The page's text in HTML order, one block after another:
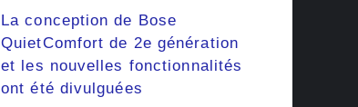
La conception de Bose
QuietComfort de 2e génération
et les nouvelles fonctionnalités
ont été divulguées